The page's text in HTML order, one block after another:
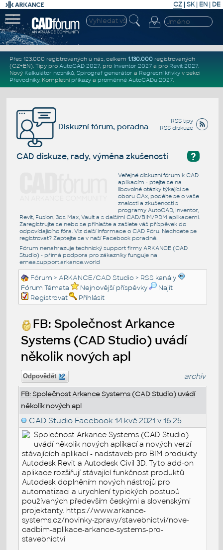
CZ | SK| EN | DE
Přes 123.000 registrovaných u nás, celkem 1.130.000registrovaných
(CZ+EN). Tipy pro AutoCAD 2027, pro Inventor 2027a pro Revit 2027.
Nový Kalkulátor nosníků, Spirograf generátor a Regresní křivkyv sekci
Převodníky. Kompletní příkazya proměnné AutoCADu 2027.
RSS tipy
RSS diskuze
Diskuzní fórum, poradna
?
CAD diskuze, rady, výměna zkušeností
Veřejné diskuzní fórum k CAD
aplikacím - ptejte se na
libovolné otázky týkající se
oboru CAx, podělte se o vaše
znalosti a zkušenosti s
programy AutoCAD, Inventor,
Revit, Fusion, 3ds Max, Vault a s dalšími CAD/BIM/PDM aplikacemi.
Zaregistrujte se nebo se přihlašte a zašlete váš příspěvek do
odpovídajícího fóra. Viz další informace o CAD Fóru. Nechcete se
registrovat? Zeptejte se v naší Facebook poradně.
Fórum nenahrazuje technický support firmy ARKANCE (CAD
Studio) - přímá podpora pro zákazníky funguje na
emea.support.arkance.world
Fórum >ARKANCE/CAD Studio > RSS kanály
Fórum Témata
Nejnovější příspěvky
Najít
Registrovat
Přihlásit
FB: Společnost Arkance
Systems (CAD Studio) uvádí
několik nových apl
Odpovědět archiv
FB: Společnost Arkance Systems (CAD Studio) uvádí
několik nových apl
CAD Studio Facebook 14.kvě.2021 v 16:25
Společnost Arkance Systems (CAD Studio)
uvádí několik nových aplikací a nových verzí
stávajících aplikací - nadstaveb pro BIM produkty
Autodesk Revit a Autodesk Civil 3D. Tyto add-on
aplikace rozšiřují stávající funkčnost produktů
Autodesk doplněním nových nástrojů pro
automatizaci a urychlení typických postupů
používaných především českými a slovenskými
projektanty. https://www.arkance-
systems.cz/novinky-zpravy/stavebnictvi/nove-
cadbim-aplikace-arkance-systems-pro-
stavebnictvi